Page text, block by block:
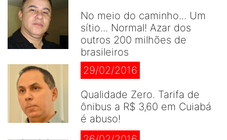
No meio do caminho... Um
sítio... Normal! Azar dos
outros 200 milhões de
brasileiros
29/02/2016
Qualidade Zero. Tarifa de
ônibus a R$ 3,60 em Cuiabá
é abuso!